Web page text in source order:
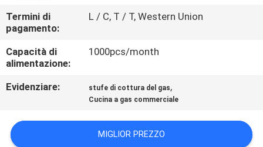
NOTIZIE
CASI
VR
MAPPA
Termini di
pagamento:
L / C, T / T, Western Union
Capacità di
alimentazione:
1000pcs/month
Evidenziare: stufe di cottura del gas,
Cucina a gas commerciale
MIGLIOR PREZZO